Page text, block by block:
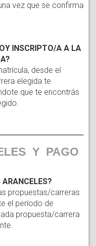
vez que se confirma
INSCRIPTO/A A LA
desde el
elegida te
que te encontrás
Y PAGO
propuestas/carreras
el período de
propuesta/carrera